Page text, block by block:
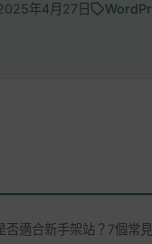
年4月27日
適合新手架站？7個常